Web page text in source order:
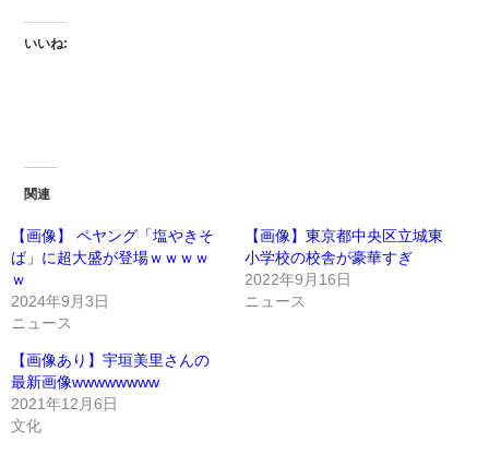
いいね:
関連
【画像】 ペヤング「塩やきそ
ば」に超大盛が登場ｗｗｗｗ
ｗ
2024年9月3日
ニュース
【画像】東京都中央区立城東
小学校の校舎が豪華すぎ
2022年9月16日
ニュース
【画像あり】宇垣美里さんの
最新画像wwwwwwww
2021年12月6日
文化